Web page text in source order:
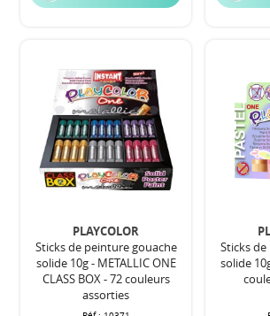
PLAYCOLOR
Sticks de peinture gouache
solide 10g - METALLIC ONE
CLASS BOX - 72 couleurs
assorties
Sticks
solide